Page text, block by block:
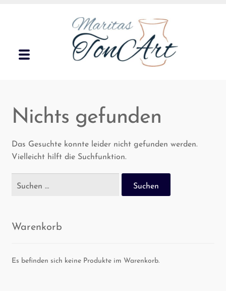
springen
springen
Geschirr
Klei­ne Geschenke
Kon­takt
Nichts gefunden
Das Gesuchte konnte leider nicht gefunden werden.
Vielleicht hilft die Suchfunktion.
Suchen
nach:
Waren­korb
Es befinden sich keine Produkte im Warenkorb.